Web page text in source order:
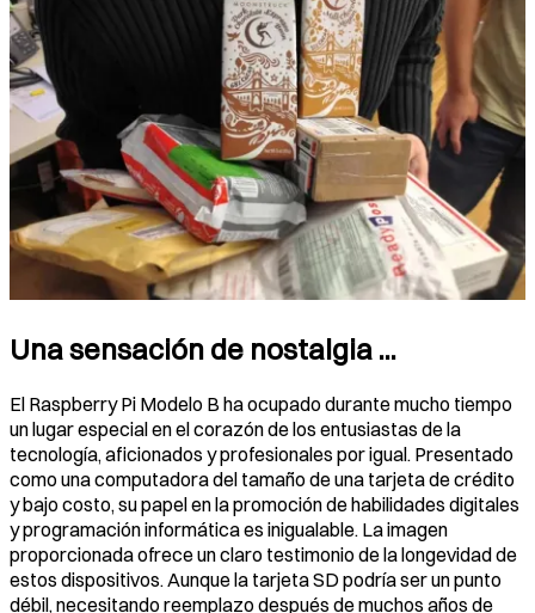
Una sensación de nostalgia ...
El Raspberry Pi Modelo B ha ocupado durante mucho tiempo
un lugar especial en el corazón de los entusiastas de la
tecnología, aficionados y profesionales por igual. Presentado
como una computadora del tamaño de una tarjeta de crédito
y bajo costo, su papel en la promoción de habilidades digitales
y programación informática es inigualable. La imagen
proporcionada ofrece un claro testimonio de la longevidad de
estos dispositivos. Aunque la tarjeta SD podría ser un punto
débil, necesitando reemplazo después de muchos años de